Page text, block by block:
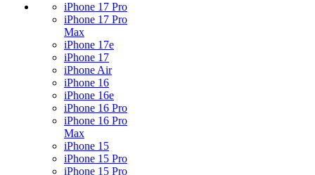
iPhone 17 Pro
iPhone 17 Pro
Max
iPhone 17e
iPhone 17
iPhone Air
iPhone 16
iPhone 16e
iPhone 16 Pro
iPhone 16 Pro
Max
iPhone 15
iPhone 15 Pro
iPhone 15 Pro